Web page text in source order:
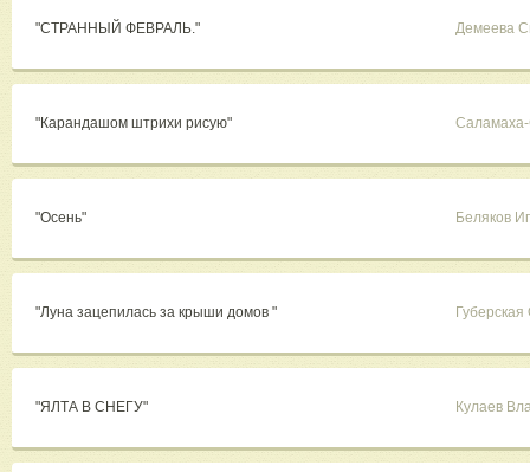
"СТРАННЫЙ ФЕВРАЛЬ." Демеева
"Карандашом штрихи рисую"
"Осень" Беляков
"Луна зацепилась за крыши домов " Губерская
"ЯЛТА В СНЕГУ" Кулаев